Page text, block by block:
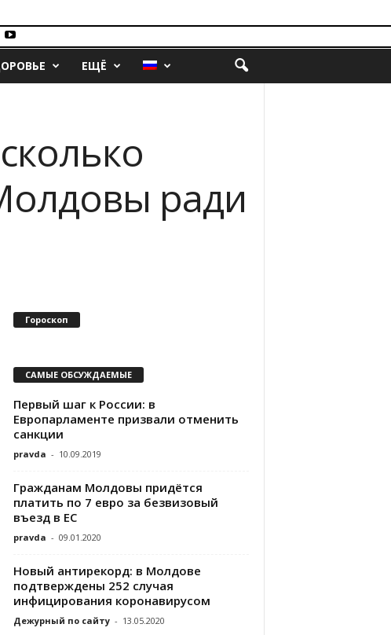
ЕЩЁ
ради
Гороскоп
САМЫЕ ОБСУЖДАЕМЫЕ
Первый шаг к России: в
Европарламенте призвали отменить
санкции
pravda - 10.09.2019
Гражданам Молдовы придётся
платить по 7 евро за безвизовый
въезд в ЕС
pravda - 09.01.2020
Новый антирекорд: в Молдове
подтверждены 252 случая
инфицирования коронавирусом
Дежурный по сайту - 13.05.2020